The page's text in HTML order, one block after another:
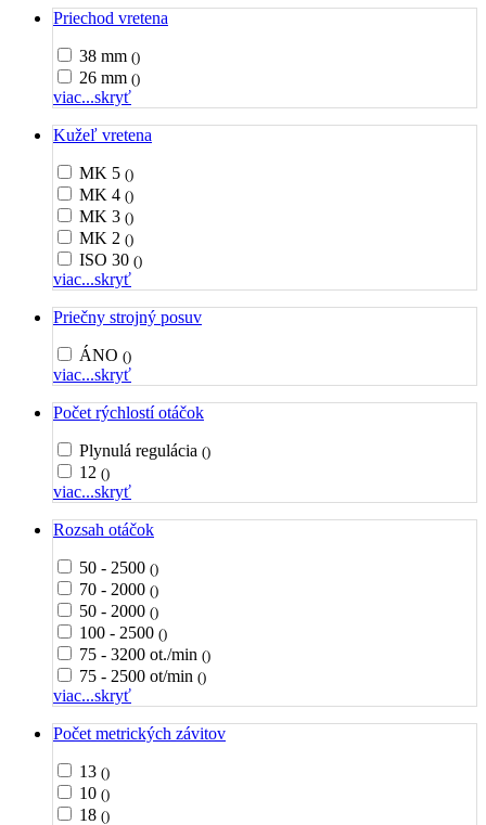
Priechod vretena
38 mm ()
26 mm ()
viac...skryť
Kužeľ vretena
MK 5 ()
MK 4 ()
MK 3 ()
MK 2 ()
ISO 30 ()
viac...skryť
Priečny strojný posuv
ÁNO ()
viac...skryť
Počet rýchlostí otáčok
Plynulá regulácia ()
12 ()
viac...skryť
Rozsah otáčok
50 - 2500 ()
70 - 2000 ()
50 - 2000 ()
100 - 2500 ()
75 - 3200 ot./min ()
75 - 2500 ot/min ()
viac...skryť
Počet metrických závitov
13 ()
10 ()
18 ()